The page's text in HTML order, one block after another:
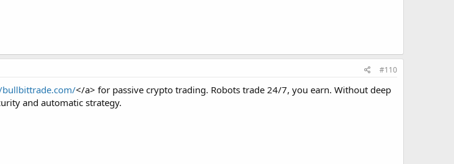
#110
</a> for passive crypto trading. Robots trade 24/7, you earn. Without deep
and automatic strategy.